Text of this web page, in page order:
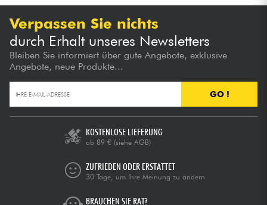
Verpassen Sie nichts
durch Erhalt unseres Newsletters
Bleiben Sie informiert über gute Angebote, exklusive
Angebote, neue Produkte...
GO !
KOSTENLOSE LIEFERUNG
ab 89 € (siehe AGB)
ZUFRIEDEN ODER ERSTATTET
30 Tage, um Ihre Meinung zu ändern
BRAUCHEN SIE RAT?